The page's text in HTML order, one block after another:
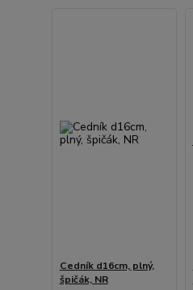
Cedník d16cm, plný,
špičák, NR